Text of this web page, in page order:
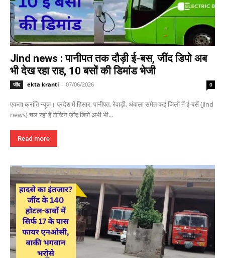
Jind news : पानीपत तक दौड़ी ई-बस, जींद डिपो अब
भी देख रहा राह, 10 बसों की डिमांड भेजी
जींद ekta kranti - 07/06/2026 0
एकता क्रांति न्यूज। प्रदेश में हिसार, पानीपत, रेवाड़ी, अंबाला समेत कई जिलों में ई-बसें (Jind
news) चल रही हैं लेकिन जींद डिपो अभी भी...
Read more